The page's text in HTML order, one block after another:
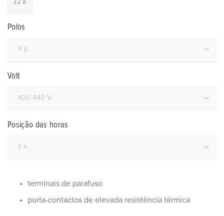
32 A
Polos
Volt
Posição das horas
terminais de parafuso
porta-contactos de elevada resistência térmica